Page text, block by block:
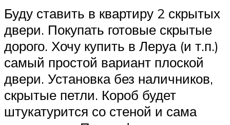
Буду ставить в квартиру 2 скрытых
двери. Покупать готовые скрытые
дорого. Хочу купить в Леруа (и т.п.)
самый простой вариант плоской
двери. Установка без наличников,
скрытые петли. Короб будет
штукатурится со стеной и сама